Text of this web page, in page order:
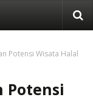
Potensi Wisata Halal
Potensi